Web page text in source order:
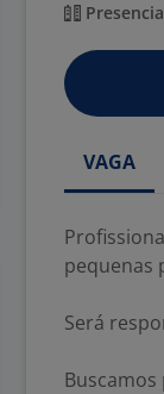
VAGA
pequenas
Será